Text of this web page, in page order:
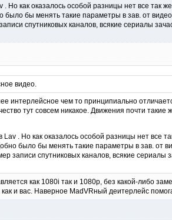
как оказалось особой разницы нет все так
было бы менять такие параметры в зав. от
спутниковых каналов, всякие сериалы
видео.
интерлейсное чем то принципиально
тут совсем никакое. Движения почти такие
. Но как оказалось особой разницы нет все
было бы менять такие параметры в зав. от
записи спутниковых каналов, всякие
как 1080i так и 1080p, без какой-либо
и вас. Наверное MadVRный деитерлейс